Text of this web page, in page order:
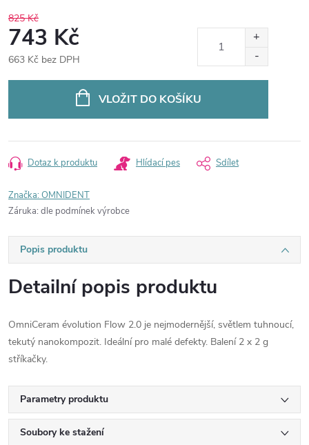
825 Kč
743 Kč
663 Kč bez DPH
VLOŽIT DO KOŠÍKU
Dotaz k produktu Hlídací pes Sdílet
Značka:OMNIDENT
Záruka: dle podmínek výrobce
Popis produktu
Detailní popis produktu
OmniCeram évolution Flow 2.0 je nejmodernější, světlem tuhnoucí,
tekutý nanokompozit. Ideální pro malé defekty. Balení 2 x 2 g
stříkačky.
Parametry produktu
Soubory ke stažení